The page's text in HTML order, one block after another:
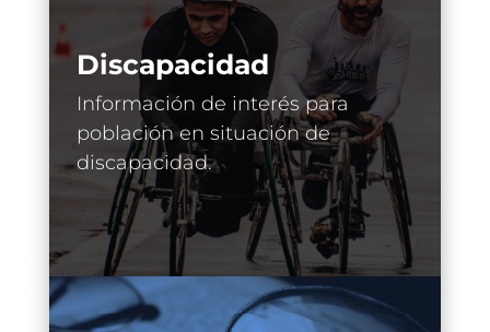
Discapacidad
Información de interés para
población en situación de
discapacidad.